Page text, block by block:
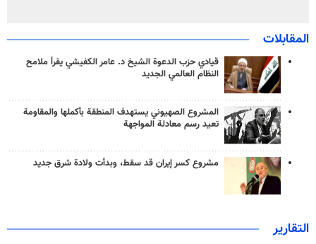
المقابلات
قيادي حزب الدعوة الشيخ د. عامر الكفيشي يقرأ ملامح
النظام العالمي الجديد
المشروع الصهيوني يستهدف المنطقة بأكملها والمقاومة
تعيد رسم معادلة المواجهة
مشروع كسر إيران قد سقط، وبدأت ولادة شرق جديد
التقارير